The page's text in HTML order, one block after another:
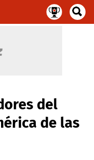
del
de las